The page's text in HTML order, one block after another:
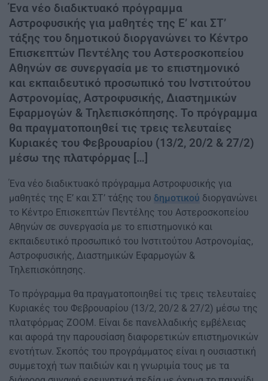
Ένα νέο διαδικτυακό πρόγραμμα
Αστροφυσικής για μαθητές της Ε’ και ΣΤ’
τάξης του δημοτικού διοργανώνει το Κέντρο
Επισκεπτών Πεντέλης του Αστεροσκοπείου
Αθηνών σε συνεργασία με το επιστημονικό
και εκπαιδευτικό προσωπικό του Ινστιτούτου
Αστρονομίας, Αστροφυσικής, Διαστημικών
Εφαρμογών & Τηλεπισκόπησης. Το πρόγραμμα
θα πραγματοποιηθεί τις τρεις τελευταίες
Κυριακές του Φεβρουαρίου (13/2, 20/2 & 27/2)
μέσω της πλατφόρμας […]
Ένα νέο διαδικτυακό πρόγραμμα Αστροφυσικής για
μαθητές της Ε’ και ΣΤ’ τάξης του δημοτικού διοργανώνει
το Κέντρο Επισκεπτών Πεντέλης του Αστεροσκοπείου
Αθηνών σε συνεργασία με το επιστημονικό και
εκπαιδευτικό προσωπικό του Ινστιτούτου Αστρονομίας,
Αστροφυσικής, Διαστημικών Εφαρμογών &
Τηλεπισκόπησης.
Το πρόγραμμα θα πραγματοποιηθεί τις τρεις τελευταίες
Κυριακές του Φεβρουαρίου (13/2, 20/2 & 27/2) μέσω της
πλατφόρμας ΖΟΟΜ. Είναι δε πανελλαδικής εμβέλειας
και αφορά την παρουσίαση διαφορετικών επιστημονικών
ενοτήτων. Σκοπός του προγράμματος είναι η ουσιαστική
συμμετοχή των παιδιών και η γνωριμία τους με τα